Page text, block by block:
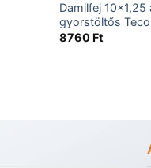
Damilfej
gyorstöltős
8760 Ft